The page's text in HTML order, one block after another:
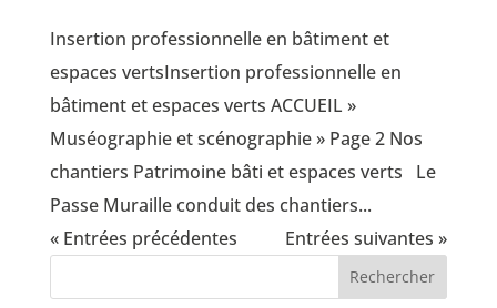
Insertion professionnelle en bâtiment et
espaces vertsInsertion professionnelle en
bâtiment et espaces verts ACCUEIL »
Muséographie et scénographie » Page 2 Nos
chantiers Patrimoine bâti et espaces verts Le
Passe Muraille conduit des chantiers...
« Entrées précédentes
Entrées suivantes »
Rechercher